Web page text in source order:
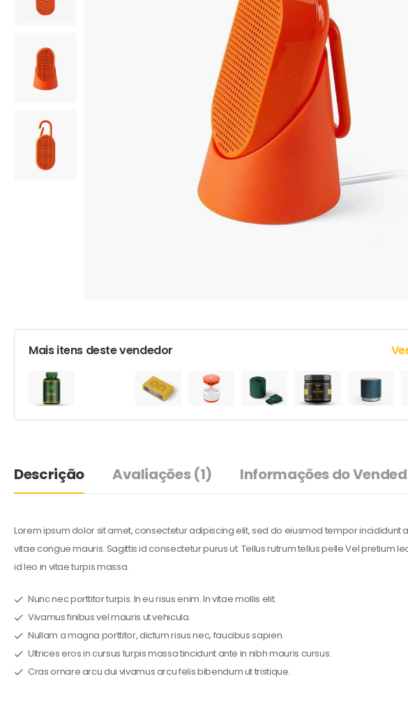
Mais itens deste vendedor
Descrição Avaliações(1) Informações do
Lorem ipsum dolor sit amet, consectetur adipiscing elit, sed do eiusmod tempor incididunt
vitae congue mauris. Sagittis id consectetur purus ut. Tellus rutrum tellus pelle Vel pretium
id leo in vitae turpis massa.
Nunc nec porttitor turpis. In eu risus enim. In vitae mollis elit.
Vivamus finibus vel mauris ut vehicula.
Nullam a magna porttitor, dictum risus nec, faucibus sapien.
Ultrices eros in cursus turpis massa tincidunt ante in nibh mauris cursus.
Cras ornare arcu dui vivamus arcu felis bibendum ut tristique.